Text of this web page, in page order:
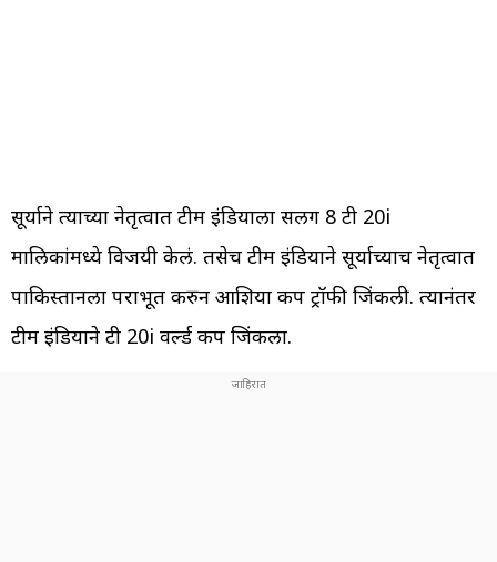
सूर्याने त्याच्या नेतृत्वात टीम इंडियाला सलग 8 टी 20i
मालिकांमध्ये विजयी केलं. तसेच टीम इंडियाने सूर्याच्याच नेतृत्वात
पाकिस्तानला पराभूत करुन आशिया कप ट्रॉफी जिंकली. त्यानंतर
टीम इंडियाने टी 20i वर्ल्ड कप जिंकला.